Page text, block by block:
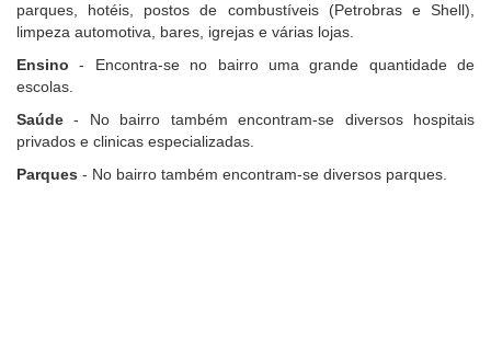
parques, hotéis, postos de combustíveis (Petrobras e Shell),
limpeza automotiva, bares, igrejas e várias lojas.
Ensino - Encontra-se no bairro uma grande quantidade de
escolas.
Saúde - No bairro também encontram-se diversos hospitais
privados e clinicas especializadas.
Parques - No bairro também encontram-se diversos parques.